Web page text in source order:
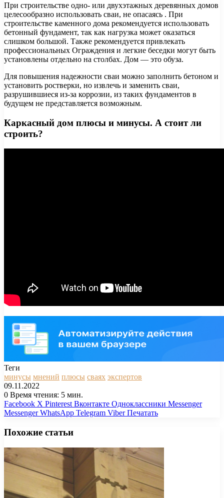
При строительстве одно- или двухэтажных деревянных домов
целесообразно использовать сваи, не опасаясь . При
строительстве каменного дома рекомендуется использовать
бетонный фундамент, так как нагрузка может оказаться
слишком большой. Также рекомендуется привлекать
профессиональных Ограждения и легкие беседки могут быть
установлены отдельно на столбах. Дом — это обуза.
Для повышения надежности сваи можно заполнить бетоном и
установить ростверки, но извлечь и заменить сваи,
разрушившиеся из-за коррозии, из таких фундаментов в
будущем не представляется возможным.
Каркасный дом плюсы и минусы. А стоит ли
строить?
Теги
минусы мнений плюсы сваях экспертов
09.11.2022
0 Время чтения: 5 мин.
Facebook X Pinterest Вконтакте Одноклассники Messenger
Messenger WhatsApp Telegram Viber Печатать
Похожие статьи